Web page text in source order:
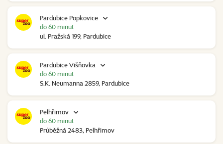
Pardubice Popkovice
ul. Pražská 199, Pardubice
do 60 minut
Pardubice Višňovka
S.K. Neumanna 2859, Pardubice
do 60 minut
Pelhřimov
Průběžná 2483, Pelhřimov
do 60 minut